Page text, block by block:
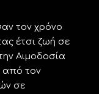
τον χρόνο
έτσι ζωή σε
Αιμοδοσία
από τον
σε